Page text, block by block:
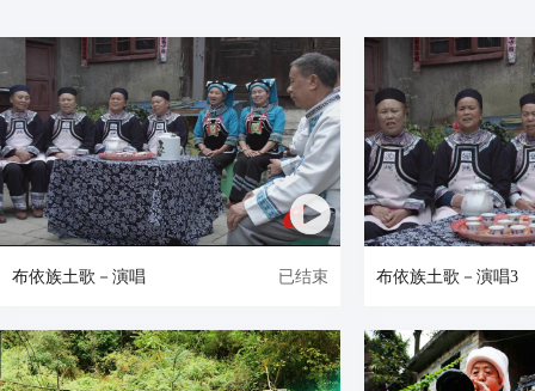
布依族土歌－演唱 已结束 布依族土歌－演唱3